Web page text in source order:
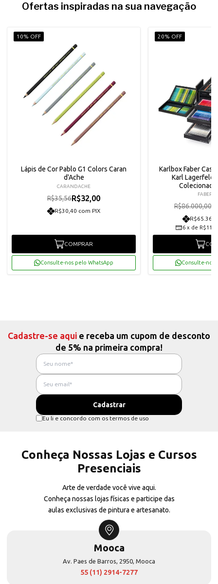
Ofertas inspiradas na sua navegação
10% OFF
Lápis de Cor Pablo G1 Colors Caran
d'Ache
CARANDACHE
R$35,56R$32,00
R$30,40 com PIX
COMPRAR
Consulte-nos pelo WhatsApp
20% OFF
Karlbox Faber
Karl Lagerfeld
FABER
R$86.000,00
6 x de
Consulte-nos
Cadastre-se aqui e receba um cupom de desconto
de 5% na primeira compra!
Eu li e concordo com os termos de uso
Conheça Nossas Lojas e Cursos
Presenciais
Arte de verdade você vive aqui.
Conheça nossas lojas físicas e participe das
aulas exclusivas de pintura e artesanato.
Mooca
Av. Paes de Barros, 2950, Mooca
55 (11) 2914-7277